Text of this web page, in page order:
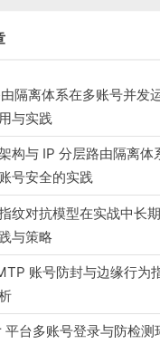
隔离体系在多账号并发
与实践
构与 IP 分层路由隔离体
号安全的实践
纹对抗模型在实战中长
与策略
账号防封与边缘行为
台多账号登录与防检测